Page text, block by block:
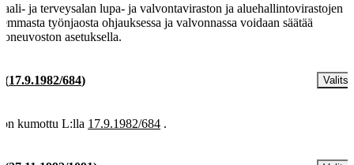
ja terveysalan lupa- ja valvontaviraston ja aluehallintovirastojen
työnjaosta ohjauksessa ja valvonnassa voidaan säätää
asetuksella.
(17.9.1982/684)
kumottu L:lla 17.9.1982/684 .